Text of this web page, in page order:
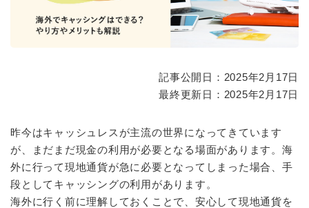
記事公開日：2025年2月17日
最終更新日：2025年2月17日
昨今はキャッシュレスが主流の世界になってきています
が、まだまだ現金の利用が必要となる場面があります。海
外に行って現地通貨が急に必要となってしまった場合、手
段としてキャッシングの利用があります。
海外に行く前に理解しておくことで、安心して現地通貨を